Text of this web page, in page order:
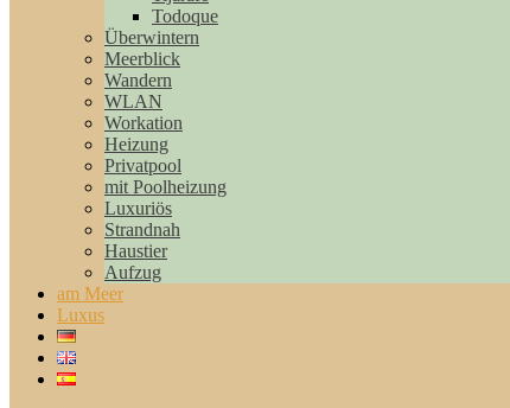
Todoque
Überwintern
Meerblick
Wandern
WLAN
Workation
Heizung
Privatpool
mit Poolheizung
Luxuriös
Strandnah
Haustier
Aufzug
am Meer
Luxus